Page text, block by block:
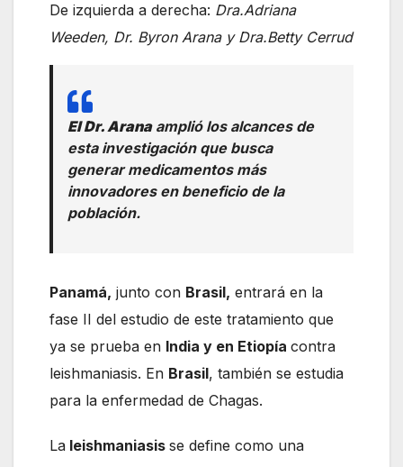
De izquierda a derecha: Dra.Adriana
Weeden, Dr. Byron Arana y Dra.Betty Cerrud
El Dr. Aranaamplió los alcances de
esta investigación que busca
generar medicamentos más
innovadores en beneficio de la
población.
Panamá, junto con Brasil, entrará en la
fase II del estudio de este tratamiento que
ya se prueba en India y en Etiopía contra
leishmaniasis. En Brasil, también se estudia
para la enfermedad de Chagas.
La leishmaniasis se define como una